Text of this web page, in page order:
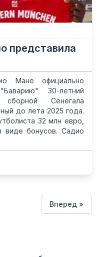
представила
Мане официально
30-летний
сборной Сенегала
до лета 2025 года.
32 млн евро,
бонусов. Садио
Вперед »